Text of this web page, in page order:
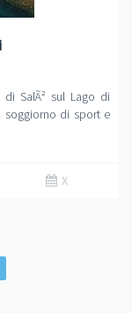
SalÃ² sul Lago di
soggiorno di sport e
X